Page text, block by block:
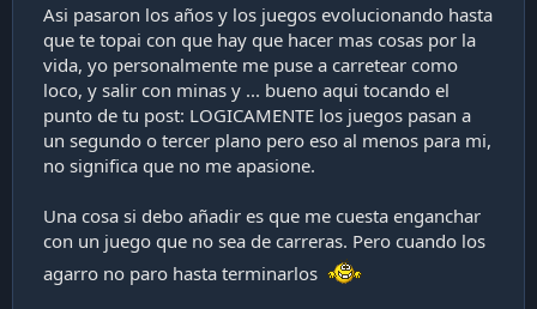
Asi pasaron los años y los juegos evolucionando hasta
que te topai con que hay que hacer mas cosas por la
vida, yo personalmente me puse a carretear como
loco, y salir con minas y ... bueno aqui tocando el
punto de tu post: LOGICAMENTE los juegos pasan a
un segundo o tercer plano pero eso al menos para mi,
no significa que no me apasione.
Una cosa si debo añadir es que me cuesta enganchar
con un juego que no sea de carreras. Pero cuando los
agarro no paro hasta terminarlos